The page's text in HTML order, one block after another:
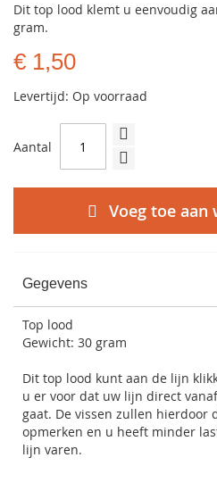
Dit top lood klemt u eenvoudig
gram.
€ 1,50
Levertijd: Op voorraad
Aantal
Voeg toe aan
Gegevens
Top lood
Gewicht: 30 gram
Dit top lood kunt aan de lijn
u er voor dat uw lijn direct
gaat. De vissen zullen hierdoor
opmerken en u heeft minder
lijn varen.